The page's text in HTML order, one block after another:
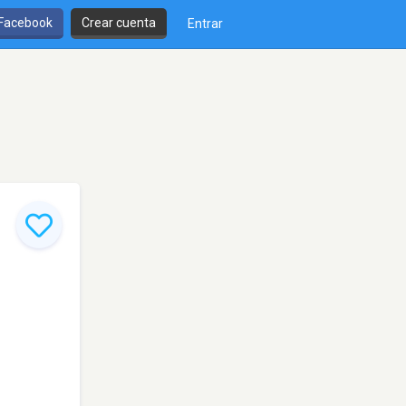
Crear cuenta Entrar